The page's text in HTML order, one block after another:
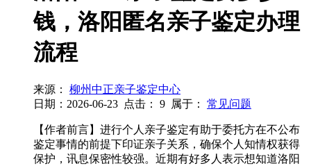
钱，洛阳匿名亲子鉴定办理
流程
来源：
柳州中正亲子鉴定中心
日期：2026-06-23 点击： 9 属于： 常见问题
【作者前言】进行个人亲子鉴定有助于委托方在不公布
鉴定事情的前提下印证亲子关系，确保个人知情权获得
保护，讯息保密性较强。近期有好多人表示想知道洛阳